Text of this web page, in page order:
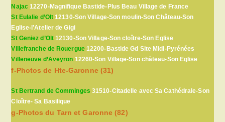
Najac12270-Magnifique Bastide-Plus Beau Village de France
St Eulalie d’Olt 12130-Son Village-Son moulin-Son Château-Son
Eglise-l’Atelier de Gigi
St Geniez d’Olt12130-Son Village-Son cloître-Son Eglise
Villefranche de Rouergue12200-Bastide Gd Site Midi-Pyrénées
Villeneuve d’Aveyron 12260-Son Village-Son château-Son Eglise
f-Photos de Hte-Garonne (31)
St Bertrand de Comminges 31510-Citadelle avec Sa Cathédrale-Son
Cloître- Sa Basilique
g-Photos du Tarn et Garonne (82)